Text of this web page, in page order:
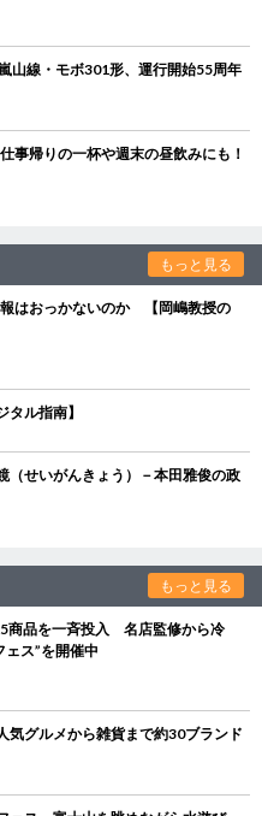
山線・モボ301形、運行開始55周年
事帰りの一杯や週末の昼飲みにも！
もっと見る
はおっかないのか 【岡嶋教授の
ル指南】
せいがんきょう）－本田雅俊の政
もっと見る
商品を一斉投入 名店監修から冷
ス”を開催中
グルメから雑貨まで約30ブランド